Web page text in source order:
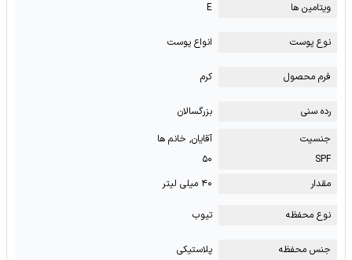
ویتامین ها E
نوع پوست انواع پوست
فرم محصول کرم
رده سنی
بزرگسالان
جنسیت
آقایان, خانم ها
SPF
۵۰
مقدار
۴۰ میلی لیتر
نوع محفظه تیوب
جنس محفظه پلاستیکی